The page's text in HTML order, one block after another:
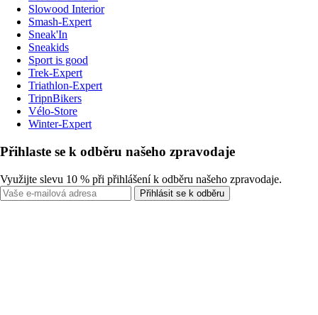
Slowood Interior
Smash-Expert
Sneak'In
Sneakids
Sport is good
Trek-Expert
Triathlon-Expert
TripnBikers
Vélo-Store
Winter-Expert
Přihlaste se k odběru našeho zpravodaje
Využijte slevu 10 % při přihlášení k odběru našeho zpravodaje.
Přihlásit se k odběru